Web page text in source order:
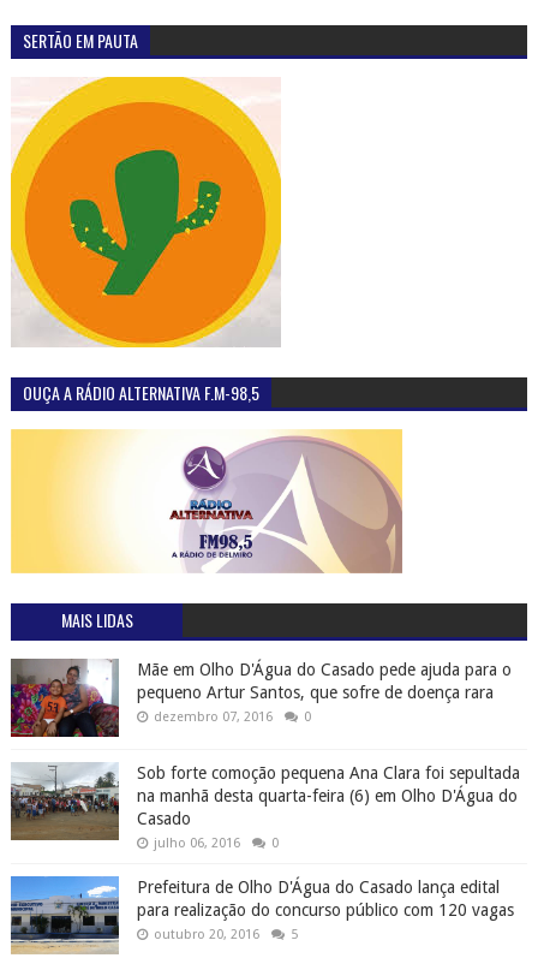
SERTÃO EM PAUTA
OUÇA A RÁDIO ALTERNATIVA F.M-98,5
MAIS LIDAS
Mãe em Olho D'Água do Casado pede ajuda para o
pequeno Artur Santos, que sofre de doença rara
dezembro 07, 2016 0
Sob forte comoção pequena Ana Clara foi sepultada
na manhã desta quarta-feira (6) em Olho D'Água do
Casado
julho 06, 2016 0
Prefeitura de Olho D'Água do Casado lança edital
para realização do concurso público com 120 vagas
outubro 20, 2016 5